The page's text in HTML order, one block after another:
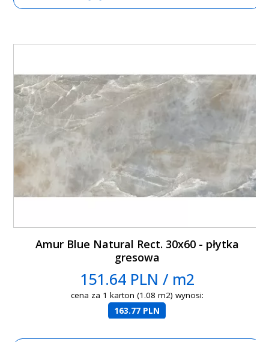
Amur Blue Natural Rect. 30x60 - płytka
gresowa
151.64 PLN / m2
cena za 1 karton (1.08 m2) wynosi:
163.77 PLN